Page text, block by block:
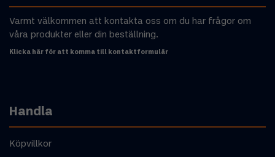
Varmt välkommen att kontakta oss om du har frågor om
våra produkter eller din beställning.
Klicka här för att komma till kontaktformulär
Handla
Köpvillkor